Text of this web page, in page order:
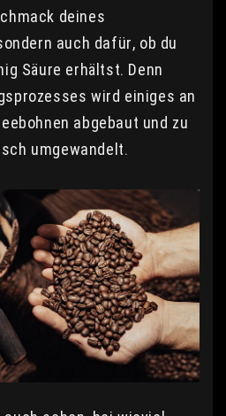
deines
auch dafür, ob du
Säure erhältst. Denn
wird einiges an
abgebaut und zu
umgewandelt.